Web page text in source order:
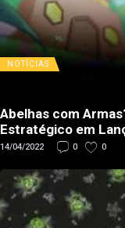
NOTÍCIAS
Abelhas com
Estratégico em
14/04/2022 0 0